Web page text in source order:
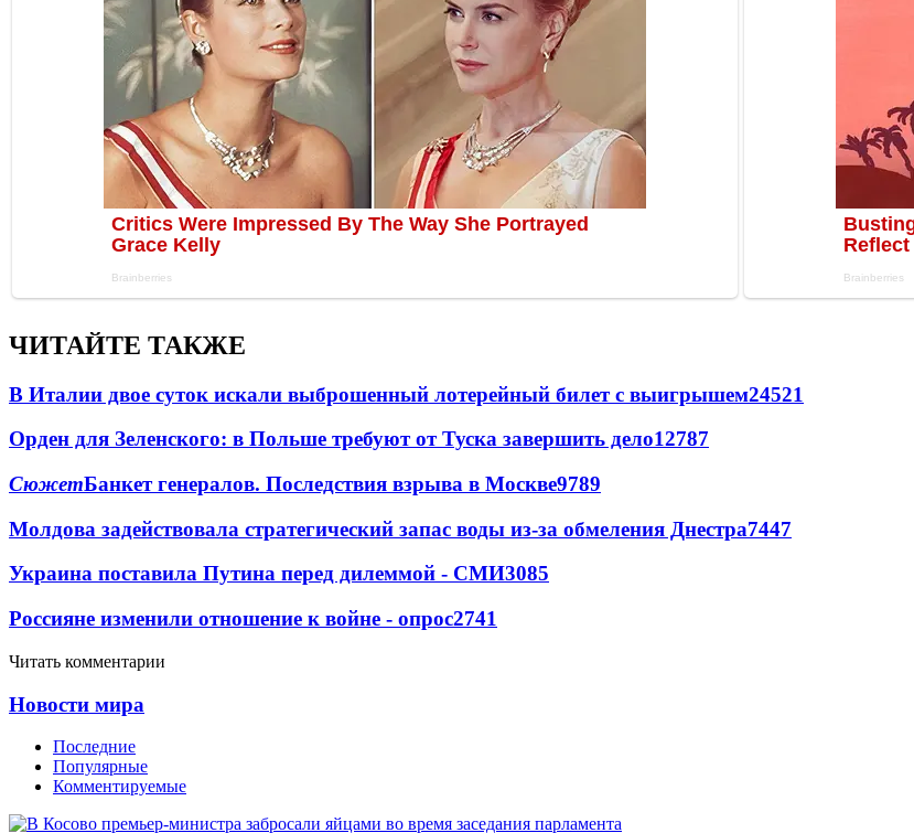
ЧИТАЙТЕ ТАКЖЕ
В Италии двое суток искали выброшенный лотерейный билет с выигрышем24521
Орден для Зеленского: в Польше требуют от Туска завершить дело12787
СюжетБанкет генералов. Последствия взрыва в Москве9789
Молдова задействовала стратегический запас воды из-за обмеления Днестра7447
Украина поставила Путина перед дилеммой - СМИ3085
Россияне изменили отношение к войне - опрос2741
Читать комментарии
Новости мира
Последние
Популярные
Комментируемые